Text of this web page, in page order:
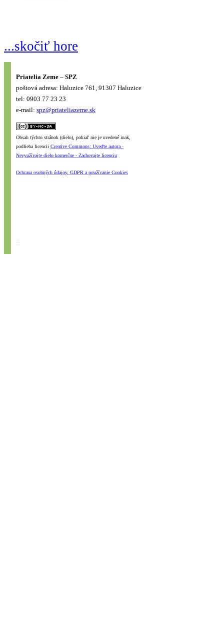
...skočiť hore
Priatelia Zeme – SPZ
poštová adresa: Haluzice 761, 91307 Haluzice
tel: 0903 77 23 23
e-mail: spz@priateliazeme.sk
Obsah týchto stránok (dielo), pokiaľ nie je uvedené inak,
podlieha licencii Creative Commons: Uveďte autora -
Nevyužívajte dielo komerčne - Zachovajte licenciu
Ochrana osobných údajov, GDPR a používanie Cookies